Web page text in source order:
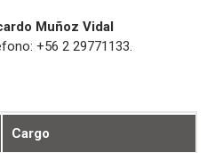
Muñoz Vidal
+56 2 29771133.
Cargo